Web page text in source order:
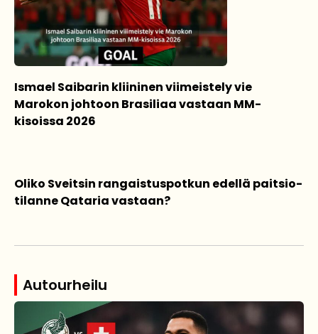
Ismael Saibarin kliininen viimeistely vie
Marokon johtoon Brasiliaa vastaan MM-
kisoissa 2026
Oliko Sveitsin rangaistuspotkun edellä paitsio-
tilanne Qataria vastaan?
Autourheilu